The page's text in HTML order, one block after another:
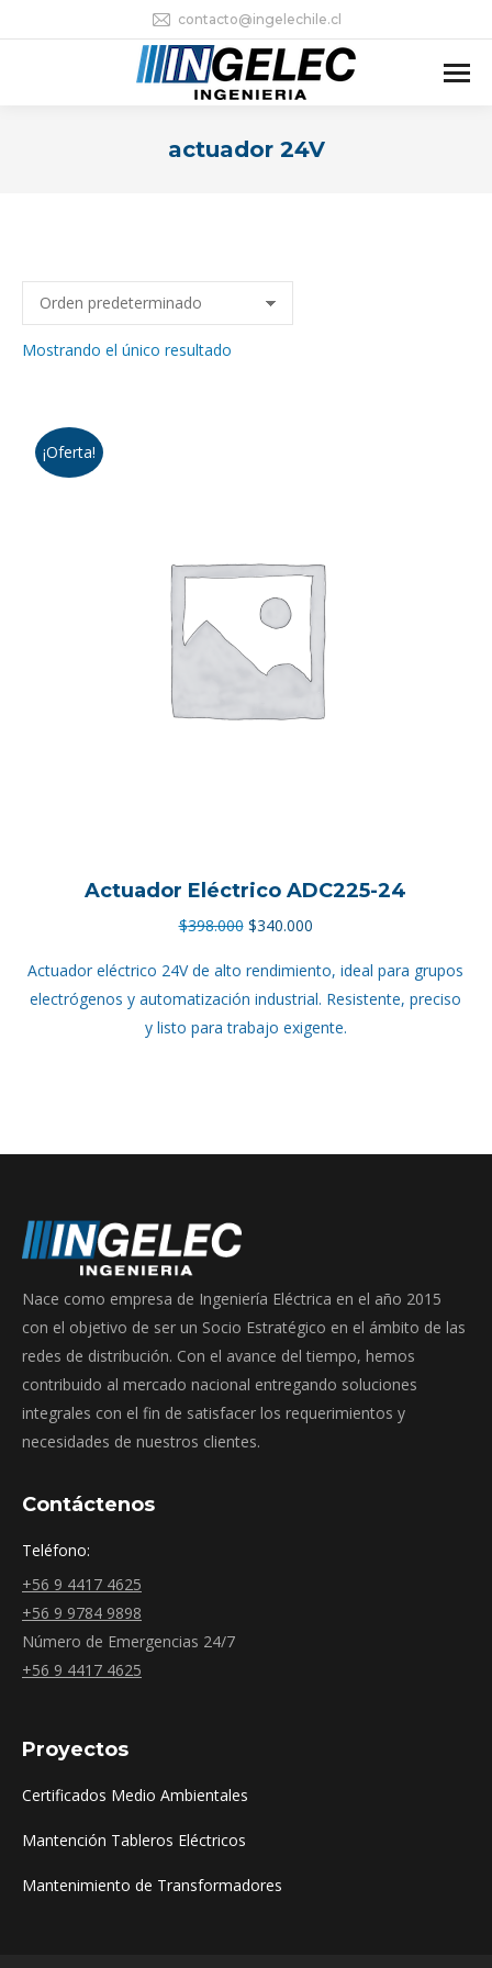
contacto@ingelechile.cl
actuador 24V
Mostrando el único resultado
¡Oferta!
Actuador Eléctrico ADC225-24
$398.000 El
original
era:
$398.000.
$340.000El
actual
es:
$340.000.
Actuador eléctrico 24V de alto rendimiento, ideal para grupos
electrógenos y automatización industrial. Resistente, preciso
y listo para trabajo exigente.
Nace como empresa de Ingeniería Eléctrica en el año 2015
con el objetivo de ser un Socio Estratégico en el ámbito de las
redes de distribución. Con el avance del tiempo, hemos
contribuido al mercado nacional entregando soluciones
integrales con el fin de satisfacer los requerimientos y
necesidades de nuestros clientes.
Contáctenos
Teléfono:
+56 9 4417 4625
+56 9 9784 9898
Número de Emergencias 24/7
+56 9 4417 4625
Proyectos
Certificados Medio Ambientales
Mantención Tableros Eléctricos
Mantenimiento de Transformadores